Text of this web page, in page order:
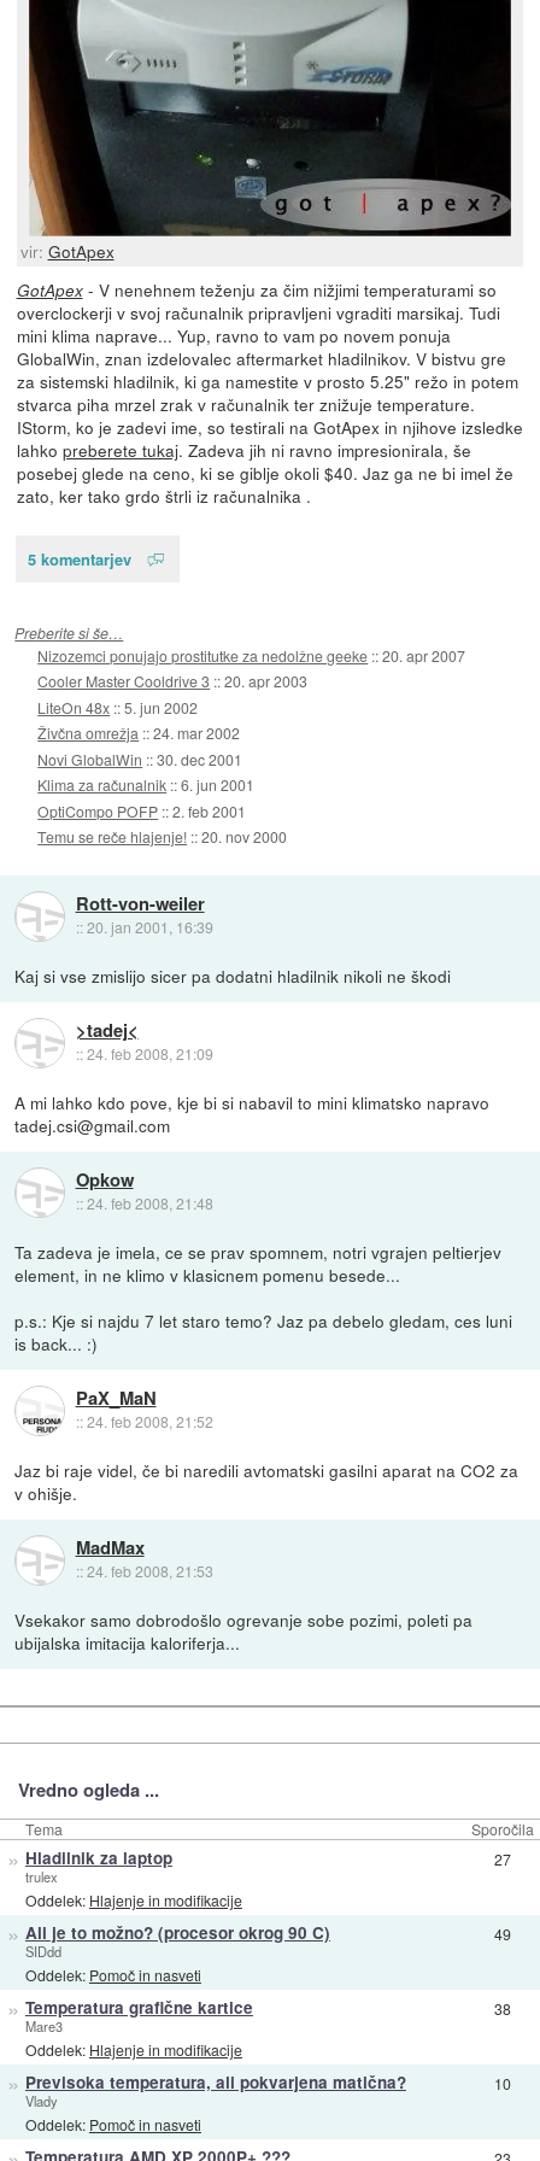
vir: GotApex
GotApex- V nenehnem teženju za čim nižjimi temperaturami so
overclockerji v svoj računalnik pripravljeni vgraditi marsikaj. Tudi
mini klima naprave... Yup, ravno to vam po novem ponuja
GlobalWin, znan izdelovalec aftermarket hladilnikov. V bistvu gre
za sistemski hladilnik, ki ga namestite v prosto 5.25" režo in potem
stvarca piha mrzel zrak v računalnik ter znižuje temperature.
IStorm, ko je zadevi ime, so testirali na GotApex in njihove izsledke
lahko preberete tukaj. Zadeva jih ni ravno impresionirala, še
posebej glede na ceno, ki se giblje okoli $40. Jaz ga ne bi imel že
zato, ker tako grdo štrli iz računalnika .
5 komentarjev
Preberite si še…
Nizozemci ponujajo prostitutke za nedolžne geeke ::20. apr 2007
Cooler Master Cooldrive 3 ::20. apr 2003
LiteOn 48x ::5. jun 2002
Živčna omrežja ::24. mar 2002
Novi GlobalWin ::30. dec 2001
Klima za računalnik ::6. jun 2001
OptiCompo POFP ::2. feb 2001
Temu se reče hlajenje! ::20. nov 2000
Rott-von-weiler
::20. jan 2001, 16:39
Kaj si vse zmislijo sicer pa dodatni hladilnik nikoli ne škodi
>tadej<
::24. feb 2008, 21:09
A mi lahko kdo pove, kje bi si nabavil to mini klimatsko napravo
tadej.csi@gmail.com
Opkow
::24. feb 2008, 21:48
Ta zadeva je imela, ce se prav spomnem, notri vgrajen peltierjev
element, in ne klimo v klasicnem pomenu besede...
p.s.: Kje si najdu 7 let staro temo? Jaz pa debelo gledam, ces luni
is back... :)
PaX_MaN
::24. feb 2008, 21:52
Jaz bi raje videl, če bi naredili avtomatski gasilni aparat na CO2 za
v ohišje.
MadMax
::24. feb 2008, 21:53
Vsekakor samo dobrodošlo ogrevanje sobe pozimi, poleti pa
ubijalska imitacija kaloriferja...
Vredno ogleda ...
Tema Sporočila
» Hladilnik za laptop
trulex
Oddelek: Hlajenje in modifikacije
27
» Ali je to možno? (procesor okrog 90 C)
SIDdd
Oddelek: Pomoč in nasveti
49
» Temperatura grafične kartice
Mare3
Oddelek: Hlajenje in modifikacije
38
» Previsoka temperatura, ali pokvarjena matična?
Vlady
Oddelek: Pomoč in nasveti
10